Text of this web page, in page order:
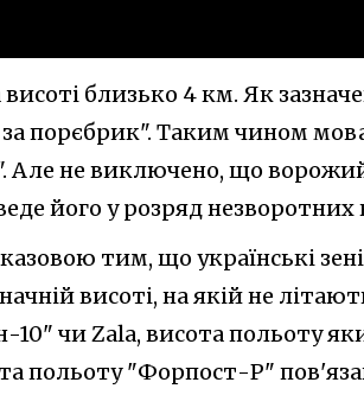
близько 4 км. Як
порєбрик". Таким чином
Але не виключено, що
його у розряд незворотних
тим, що українські
висоті, на якій не
чи Zala, висота польоту
польоту "Форпост-Р"